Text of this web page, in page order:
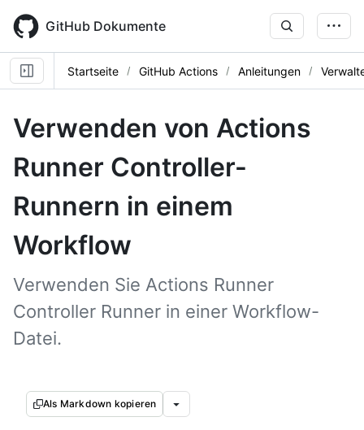
main
content
GitHub Dokumente
Startseite GitHub Actions Anleitungen
Verwenden von Actions
Runner Controller-
Runnern in einem
Workflow
Verwenden Sie Actions Runner
Controller Runner in einer Workflow-
Datei.
Als Markdown kopieren